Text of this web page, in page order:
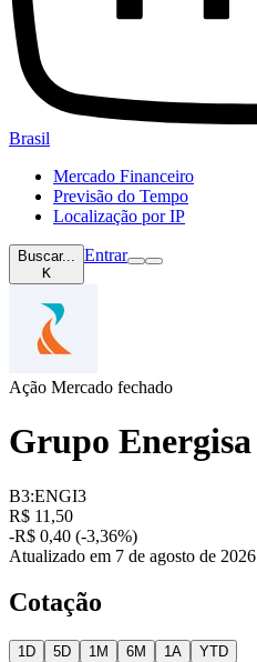
Brasil
Mercado Financeiro
Previsão do Tempo
Localização por IP
Buscar...
K
Entrar
Ação Mercado fechado
Grupo Energisa
B3:ENGI3
R$ 11,50
-R$ 0,40 (-3,36%)
Atualizado em 7 de agosto de
Cotação
1D 5D 1M 6M 1A YTD